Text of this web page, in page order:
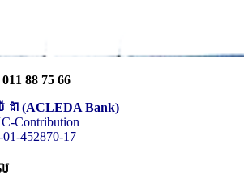
88 75 66
(ACLEDA Bank)
452870-17